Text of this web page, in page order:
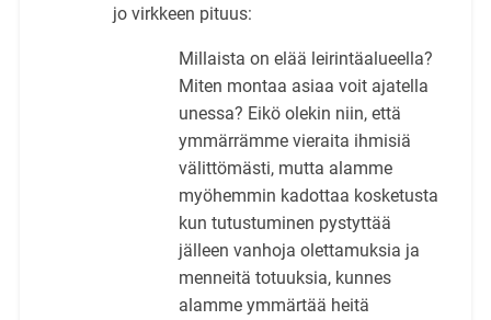
jo virkkeen pituus:
Millaista on elää leirintäalueella?
Miten montaa asiaa voit ajatella
unessa? Eikö olekin niin, että
ymmärrämme vieraita ihmisiä
välittömästi, mutta alamme
myöhemmin kadottaa kosketusta
kun tutustuminen pystyttää
jälleen vanhoja olettamuksia ja
menneitä totuuksia, kunnes
alamme ymmärtää heitä